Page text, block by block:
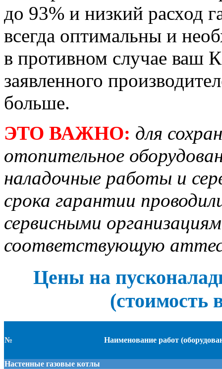
до 93% и низкий расход
всегда оптимальны и
в противном случае ваш
заявленного
больше.
ЭТО ВАЖНО: для
отопительное
наладочные работы и
срока гарантии
сервисными
соответствующую
Цены на
(стоимость
№ Наименование работ
Настенные газовые котлы